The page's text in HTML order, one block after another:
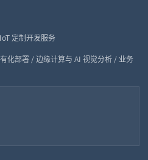
定制开发服务
化部署 / 边缘计算与 AI 视觉分析 / 业务